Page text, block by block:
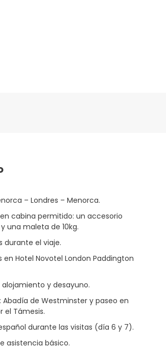
– Londres – Menorca.
cabina permitido: un accesorio
una maleta de 10kg.
durante el viaje.
en Hotel Novotel London Paddington
alojamiento y desayuno.
Abadía de Westminster y paseo en
el Támesis.
durante las visitas (día 6 y 7).
asistencia básico.